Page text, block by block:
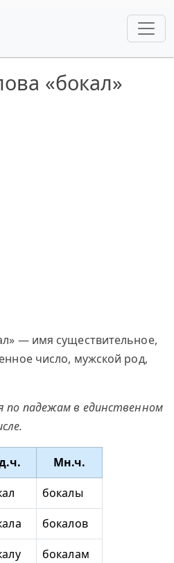
«бокал»
— имя существительное,
число, мужской род,
по падежам в единственном
Мн.ч.
бокалы
бокалов
бокалам